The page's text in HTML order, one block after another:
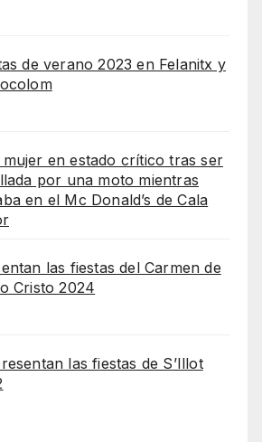
de verano 2023 en Felanitx y
mujer en estado crítico tras ser
por una moto mientras
en el Mc Donald’s de Cala
las fiestas del Carmen de
Cristo 2024
las fiestas de S’Illot